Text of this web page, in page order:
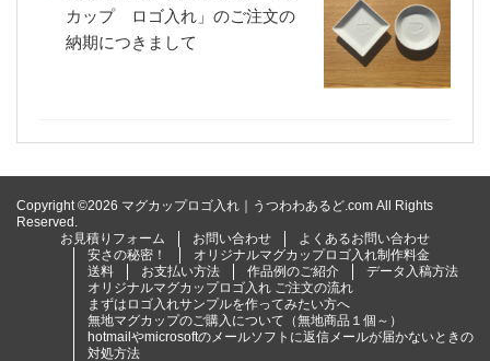
カップ ロゴ入れ」のご注文の
納期につきまして
Copyright ©2026 マグカップロゴ入れ｜うつわわあるど.com All Rights
Reserved.
お見積りフォーム
お問い合わせ
よくあるお問い合わせ
安さの秘密！
オリジナルマグカップロゴ入れ制作料金
送料
お支払い方法 作品例のご紹介
データ入稿方法
オリジナルマグカップロゴ入れ ご注文の流れ
まずはロゴ入れサンプルを作ってみたい方へ
無地マグカップのご購入について（無地商品１個～）
hotmailやmicrosoftのメールソフトに返信メールが届かないときの
対処方法